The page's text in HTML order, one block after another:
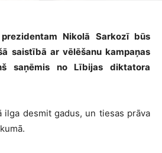
Nikolā Sarkozī būs
saistībā ar vēlēšanu kampaņas
saņēmis no Lībijas diktatora
ilga desmit gadus, un tiesas prāva